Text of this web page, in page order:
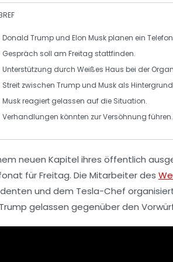
Donald Trumpund Elon Muskplanen ein
Gespräch soll am Freitag stattfinden.
Unterstützung durch Weißes Haus bei der
Streit zwischen Trump und Musk als
Musk reagiert gelassen auf die Situation.
Verhandlungen könnten zurVersöhnung führen.
neuen Kapitel ihres öffentlich
für Freitag. Die Mitarbeiter des
und dem Tesla-Chef
gelassen gegenüber den